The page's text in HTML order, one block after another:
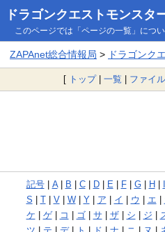
ドラゴンクエストモンスタ
このページでは「ページの一覧」につ
ZAPAnet総合情報局 > ドラゴンク
[ トップ| 一覧 | ファイ
記号| A| B C| D| E| F| G| H
S
T| V| W| Y| ア イ ウ エ
ケ
ゲ| コ ゴ| サ| ザ| シ ジ